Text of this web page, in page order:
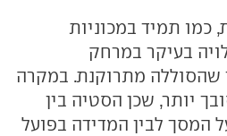
כמו תמיד במכוניות
בעיקר במרחק
שהסוללה מתרוקנת. במקרה
מסובך יותר, שכן הסטיה בין
המסך לבין המדידה בפועל